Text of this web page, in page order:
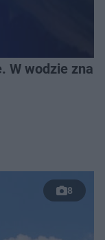
W wodzie
8